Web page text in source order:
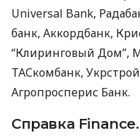
Universal Bank,
банк, Аккордбанк,
“Клиринговый Дом”,
ТАСкомбанк,
Агропросперис Банк.
Справка